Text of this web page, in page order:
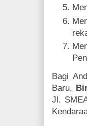
Bagi
Baru,
Jl.